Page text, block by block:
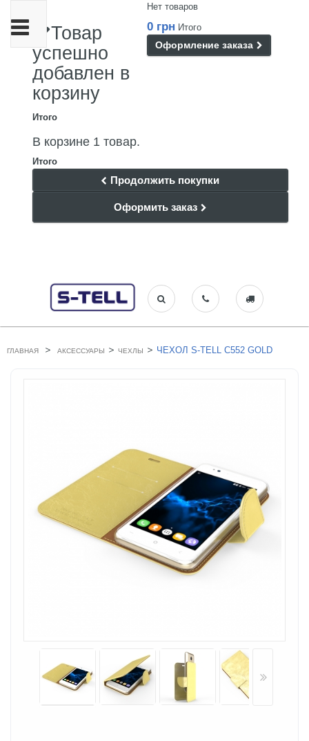
Нет товаров
0 грн Итого
Оформление заказа
Товар
успешно
добавлен в
корзину
Итого
В корзине 1 товар.
Итого
Продолжить покупки
Оформить заказ
Переключить
навигации
ГЛАВНАЯ > АКСЕССУАРЫ > ЧЕХЛЫ > ЧЕХОЛ S-TELL C552 GOLD